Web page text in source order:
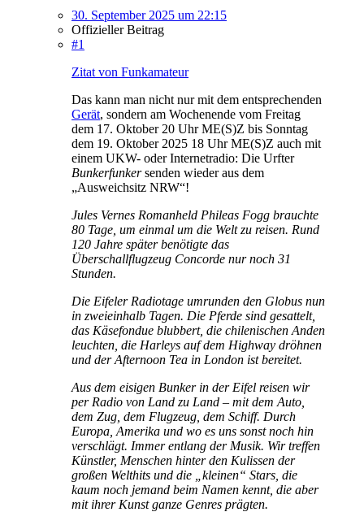
30. September 2025 um 22:15
Offizieller Beitrag
#1
Zitat von Funkamateur
Das kann man nicht nur mit dem entsprechenden
Gerät, sondern am Wochenende vom Freitag
dem 17. Oktober 20 Uhr ME(S)Z bis Sonntag
dem 19. Oktober 2025 18 Uhr ME(S)Z auch mit
einem UKW- oder Internetradio: Die Urfter
Bunkerfunkersenden wieder aus dem
„Ausweichsitz NRW“!
Jules Vernes Romanheld Phileas Fogg brauchte
80 Tage, um einmal um die Welt zu reisen. Rund
120 Jahre später benötigte das
Überschallflugzeug Concorde nur noch 31
Stunden.
Die Eifeler Radiotage umrunden den Globus nun
in zweieinhalb Tagen. Die Pferde sind gesattelt,
das Käsefondue blubbert, die chilenischen Anden
leuchten, die Harleys auf dem Highway dröhnen
und der Afternoon Tea in London ist bereitet.
Aus dem eisigen Bunker in der Eifel reisen wir
per Radio von Land zu Land – mit dem Auto,
dem Zug, dem Flugzeug, dem Schiff. Durch
Europa, Amerika und wo es uns sonst noch hin
verschlägt. Immer entlang der Musik. Wir treffen
Künstler, Menschen hinter den Kulissen der
großen Welthits und die „kleinen“ Stars, die
kaum noch jemand beim Namen kennt, die aber
mit ihrer Kunst ganze Genres prägten.